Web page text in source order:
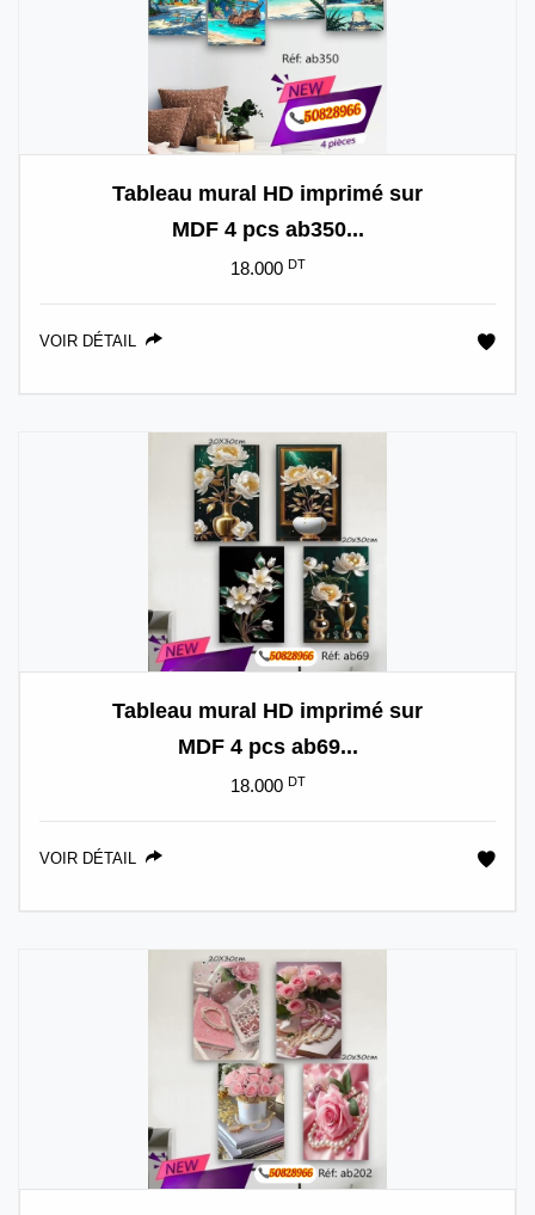
Tableau mural HD imprimé sur
MDF 4 pcs ab350...
18.000 DT
VOIR DÉTAIL
Tableau mural HD imprimé sur
MDF 4 pcs ab69...
18.000 DT
VOIR DÉTAIL